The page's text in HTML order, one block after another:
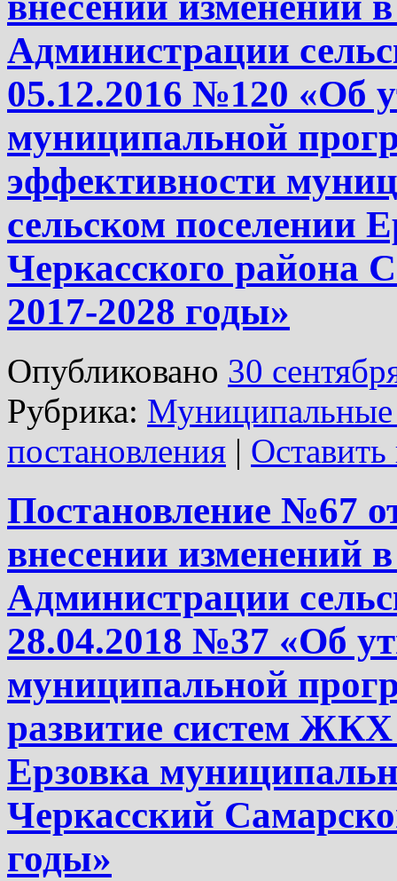
Администрации
05.12.2016 №120 «Об
муниципальной
эффективности
сельском поселении
Черкасского района
2017-2028 годы»
Опубликовано 30
Рубрика:
постановления |
Постановление №67
внесении изменений
Администрации
28.04.2018 №37 «Об
муниципальной
развитие систем ЖКХ
Ерзовка
Черкасский
годы»